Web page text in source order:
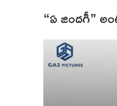
“ఏ జిందగీ”